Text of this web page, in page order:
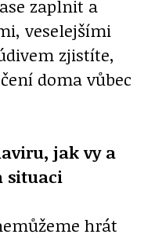
zaplnit a
veselejšími
zjistíte,
doma vůbec
jak vy a
situaci
hrát